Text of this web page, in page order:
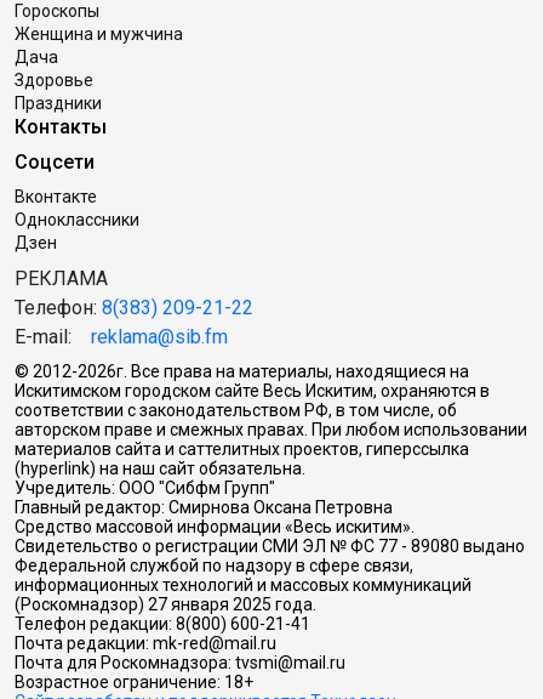
Гороскопы
Женщина и мужчина
Дача
Здоровье
Праздники
Контакты
Соцсети
Вконтакте
Одноклассники
Дзен
РЕКЛАМА
Телефон: 8(383) 209-21-22
E-mail: reklama@sib.fm
© 2012-2026г. Все права на материалы, находящиеся на
Искитимском городском сайте Весь Искитим, охраняются в
соответствии с законодательством РФ, в том числе, об
авторском праве и смежных правах. При любом использовании
материалов сайта и саттелитных проектов, гиперссылка
(hyperlink) на наш сайт обязательна.
Учредитель: ООО "Сибфм Групп"
Главный редактор: Смирнова Оксана Петровна
Средство массовой информации «Весь искитим».
Свидетельство о регистрации СМИ ЭЛ № ФС 77 - 89080 выдано
Федеральной службой по надзору в сфере связи,
информационных технологий и массовых коммуникаций
(Роскомнадзор) 27 января 2025 года.
Телефон редакции: 8(800) 600-21-41
Почта редакции: mk-red@mail.ru
Почта для Роскомнадзора: tvsmi@mail.ru
Возрастное ограничение: 18+